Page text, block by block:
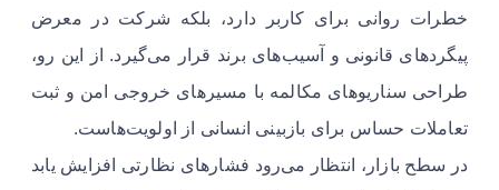
خطرات روانی برای کاربر دارد، بلکه شرکت در معرض
پیگردهای قانونی و آسیب‌های برند قرار می‌گیرد. از این رو،
طراحی سناریوهای مکالمه با مسیرهای خروجی امن و ثبت
تعاملات حساس برای بازبینی انسانی از اولویت‌هاست.
در سطح بازار، انتظار می‌رود فشارهای نظارتی افزایش یابد